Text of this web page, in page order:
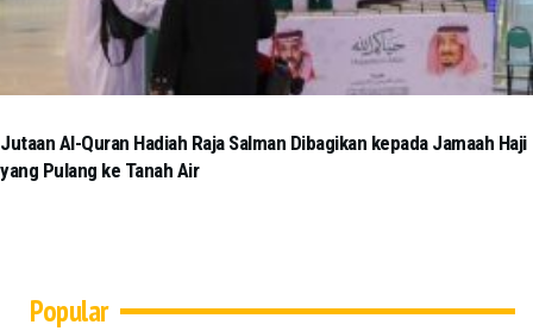
Jutaan Al-Quran Hadiah Raja Salman Dibagikan kepada Jamaah Haji
yang Pulang ke Tanah Air
Popular